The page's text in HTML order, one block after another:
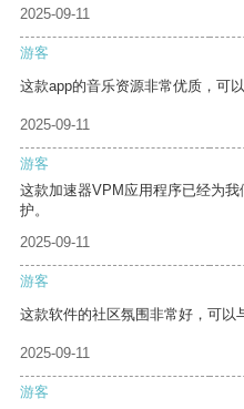
2025-09-11
游客
这款app的音乐资源非常优质，可
2025-09-11
游客
这款加速器VPM应用程序已经为
护。
2025-09-11
游客
这款软件的社区氛围非常好，可以
2025-09-11
游客